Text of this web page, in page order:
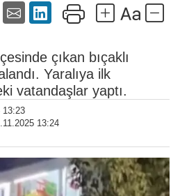
çıkan bıçaklı
Yaralıya ilk
vatandaşlar yaptı.
13:23
13:24